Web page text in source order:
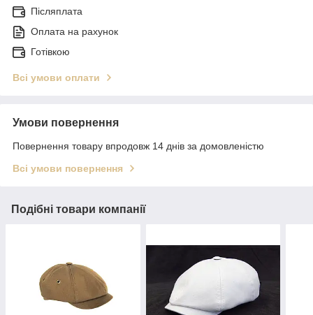
Післяплата
Оплата на рахунок
Готівкою
Всі умови оплати
Умови повернення
Повернення товару впродовж 14 днів за домовленістю
Всі умови повернення
Подібні товари компанії